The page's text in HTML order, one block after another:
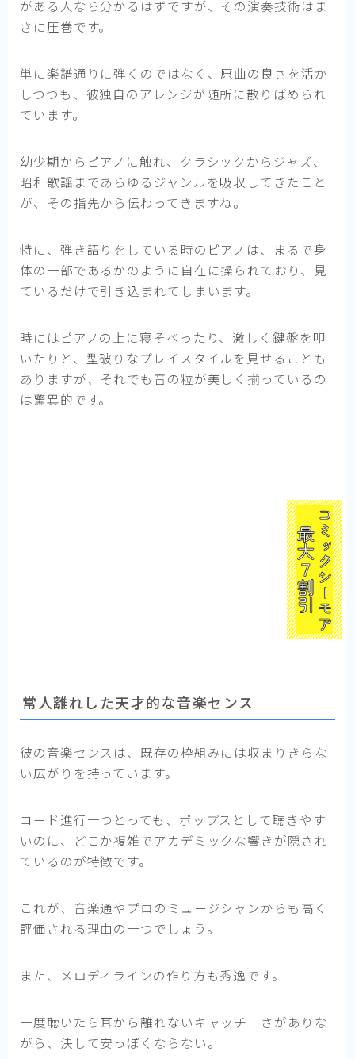
がある人なら分かるはずですが、その演奏技術はま
さに圧巻です。
単に楽譜通りに弾くのではなく、原曲の良さを活か
しつつも、彼独自のアレンジが随所に散りばめられ
ています。
幼少期からピアノに触れ、クラシックからジャズ、
昭和歌謡まであらゆるジャンルを吸収してきたこと
が、その指先から伝わってきますね。
特に、弾き語りをしている時のピアノは、まるで身
体の一部であるかのように自在に操られており、見
ているだけで引き込まれてしまいます。
時にはピアノの上に寝そべったり、激しく鍵盤を叩
いたりと、型破りなプレイスタイルを見せることも
ありますが、それでも音の粒が美しく揃っているの
は驚異的です。
常人離れした天才的な音楽センス
彼の音楽センスは、既存の枠組みには収まりきらな
い広がりを持っています。
コード進行一つとっても、ポップスとして聴きやす
いのに、どこか複雑でアカデミックな響きが隠され
ているのが特徴です。
これが、音楽通やプロのミュージシャンからも高く
評価される理由の一つでしょう。
また、メロディラインの作り方も秀逸です。
一度聴いたら耳から離れないキャッチーさがありな
がら、決して安っぽくならない。